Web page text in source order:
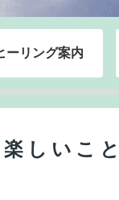
ーリング案内
しいこ